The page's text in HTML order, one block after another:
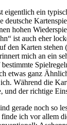
eigentlich ein
deutsche
hohen
ist auch eher
den Karten
mich an ein
etwas ganz
Während die
und der richtige
gerade noch so
ich vor allem